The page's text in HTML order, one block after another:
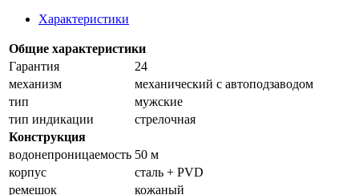
Характеристики
Общие характеристики
Гарантия
24
механизм
механический с автоподзаводом
тип
мужские
тип индикации
стрелочная
Конструкция
водонепроницаемость 50 м
корпус
сталь + PVD
ремешок
кожаный